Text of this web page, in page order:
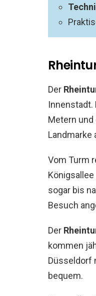
Der
Innenstadt.
Metern und
Landmarke
Vom Turm
sogar bis
Besuch
Der
kommen
Düsseldorf
bequem.